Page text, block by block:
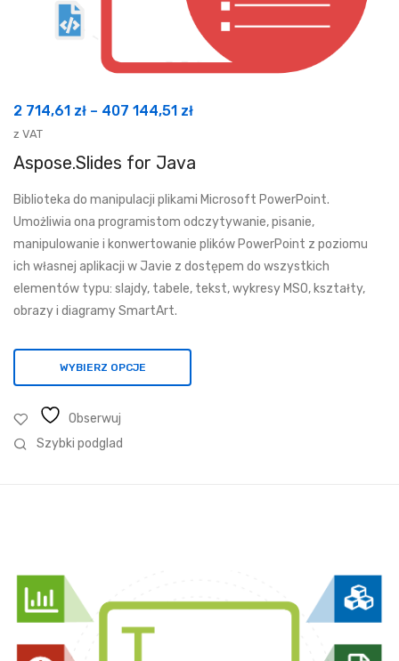
2 714,61 zł – 407 144,51 złZakres
od
714,61 zł
do
407
144,51 zł
z VAT
Aspose.Slides for Java
Biblioteka do manipulacji plikami Microsoft PowerPoint.
Umożliwia ona programistom odczytywanie, pisanie,
manipulowanie i konwertowanie plików PowerPoint z poziomu
ich własnej aplikacji w Javie z dostępem do wszystkich
elementów typu: slajdy, tabele, tekst, wykresy MSO, kształty,
obrazy i diagramy SmartArt.
WYBIERZ OPCJE
Obserwuj
Szybki podglad